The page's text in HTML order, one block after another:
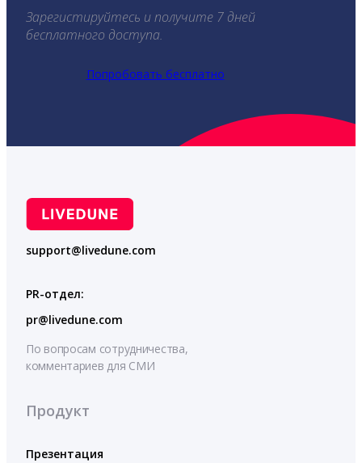
Зарегистируйтесь и получите 7 дней
бесплатного доступа.
Попробовать бесплатно
support@livedune.com
PR-отдел:
pr@livedune.com
По вопросам сотрудничества,
комментариев для СМИ
Продукт
Презентация